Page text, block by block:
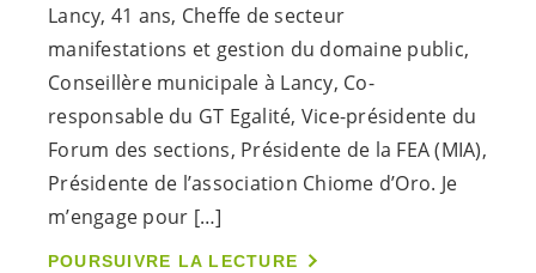
Lancy, 41 ans, Cheffe de secteur
manifestations et gestion du domaine public,
Conseillère municipale à Lancy, Co-
responsable du GT Egalité, Vice-présidente du
Forum des sections, Présidente de la FEA (MIA),
Présidente de l’association Chiome d’Oro. Je
m’engage pour […]
POURSUIVRE LA LECTURE